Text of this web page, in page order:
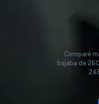
Comparé
bajaba de